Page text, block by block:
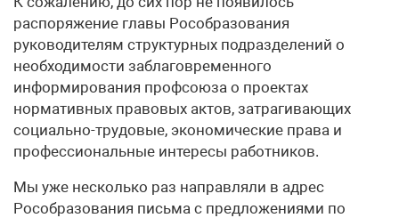
распоряжение главы Рособразования
руководителям структурных подразделений о
необходимости заблаговременного
информирования профсоюза о проектах
нормативных правовых актов, затрагивающих
социально-трудовые, экономические права и
профессиональные интересы работников.
Мы уже несколько раз направляли в адрес
Рособразования письма с предложениями по